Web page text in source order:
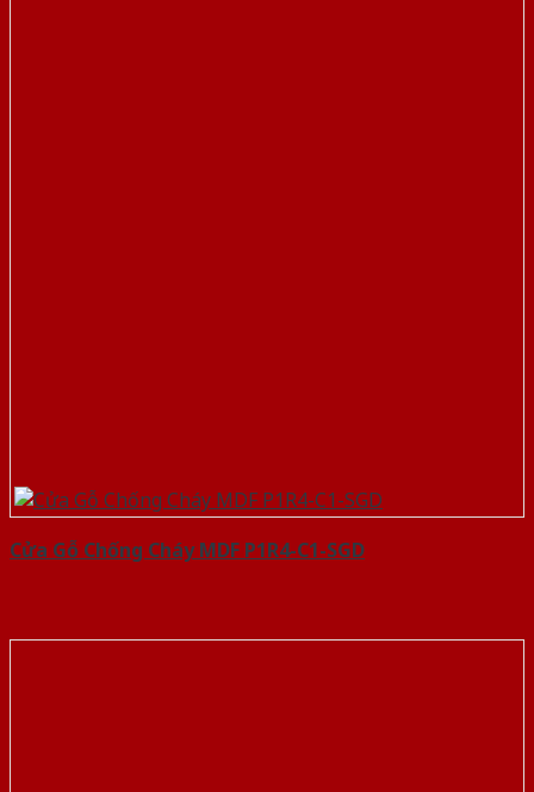
Cửa Gỗ Chống Cháy MDF P1R4-C1-SGD